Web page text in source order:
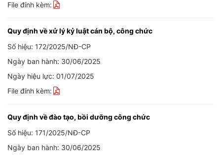
File đính kèm:
Quy định về xử lý kỷ luật cán bộ, công chức
Số hiệu: 172/2025/NĐ-CP
Ngày ban hành: 30/06/2025
Ngày hiệu lực: 01/07/2025
File đính kèm:
Quy định về đào tạo, bồi dưỡng công chức
Số hiệu: 171/2025/NĐ-CP
Ngày ban hành: 30/06/2025